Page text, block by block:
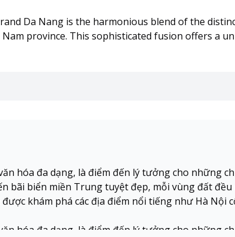
Da Nang is the harmonious blend of the
province. This sophisticated fusion offers a
hóa đa dạng, là điểm đến lý tưởng cho những
bãi biển miền Trung tuyệt đẹp, mỗi vùng đất
khám phá các địa điểm nổi tiếng như Hà Nội
hóa đa dạng, là điểm đến lý tưởng cho những